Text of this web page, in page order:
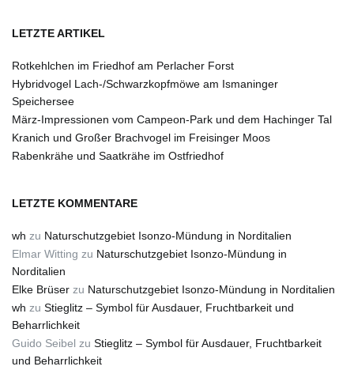
LETZTE ARTIKEL
Rotkehlchen im Friedhof am Perlacher Forst
Hybridvogel Lach-/Schwarzkopfmöwe am Ismaninger
Speichersee
März-Impressionen vom Campeon-Park und dem Hachinger Tal
Kranich und Großer Brachvogel im Freisinger Moos
Rabenkrähe und Saatkrähe im Ostfriedhof
LETZTE KOMMENTARE
wh zu Naturschutzgebiet Isonzo-Mündung in Norditalien
Elmar Witting zu Naturschutzgebiet Isonzo-Mündung in
Norditalien
Elke Brüser zu Naturschutzgebiet Isonzo-Mündung in Norditalien
wh zu Stieglitz – Symbol für Ausdauer, Fruchtbarkeit und
Beharrlichkeit
Guido Seibel zu Stieglitz – Symbol für Ausdauer, Fruchtbarkeit
und Beharrlichkeit